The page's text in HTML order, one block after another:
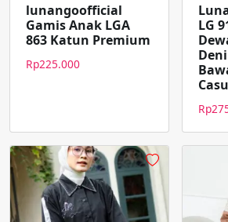
lunangoofficial
Gamis Anak LGA
863 Katun Premium
Rp225.000
LG
Rp